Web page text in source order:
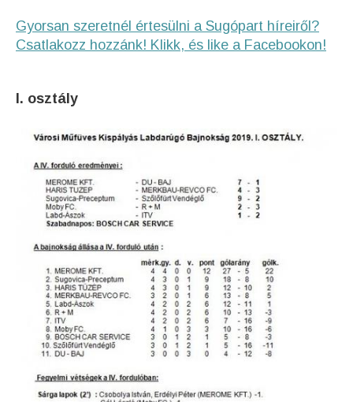
Gyorsan szeretnél értesülni a Sugópart híreiről?
Csatlakozz hozzánk! Klikk, és like a Facebookon!
I. osztály